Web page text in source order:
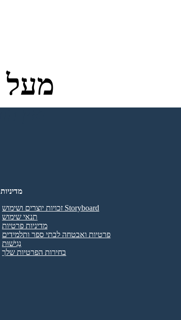
מעל
אין הורדות, אין כרטיס אשראי ואין צורך בכניסה כדי לנסות!
מדיניות
זכויות יוצרים ושימוש Storyboard
תנאי שימוש
מדיניות פרטיות
פרטיות ואבטחה לבתי ספר ותלמידים
נְגִישׁוּת
בחירות הפרטיות שלך